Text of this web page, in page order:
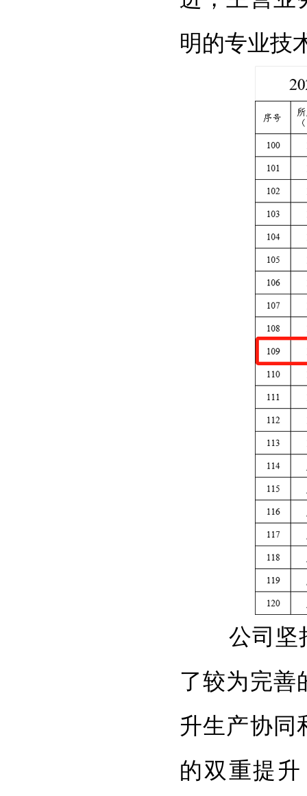
明的专业技
公司坚持
了较为完善
升生产协同
的双重提